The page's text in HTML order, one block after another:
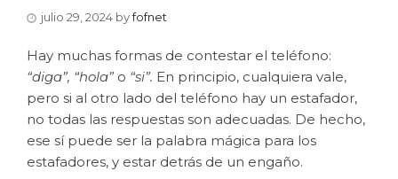
julio 29, 2024 byfofnet
Hay muchas formas de contestar el teléfono:
“diga”, “hola” o “si”. En principio, cualquiera vale,
pero si al otro lado del teléfono hay un estafador,
no todas las respuestas son adecuadas. De hecho,
ese sí puede ser la palabra mágica para los
estafadores, y estar detrás de un engaño.